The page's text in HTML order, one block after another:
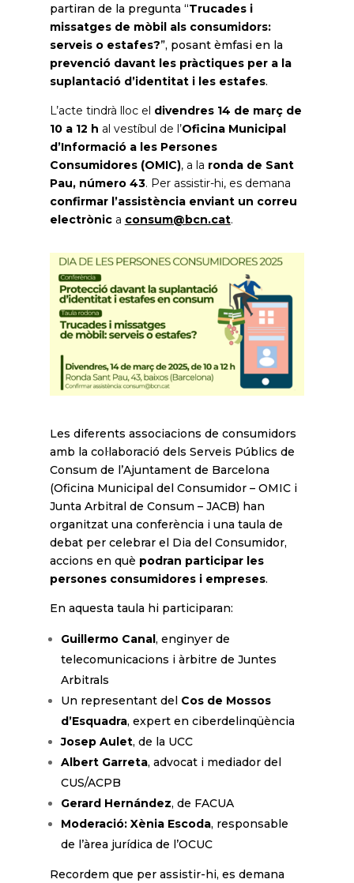
partiran de la pregunta “Trucades i
missatges de mòbil als consumidors:
serveis o estafes?”, posant èmfasi en la
prevenció davant les pràctiques per a la
suplantació d’identitat i les estafes.
L’acte tindrà lloc el divendres 14 de març de
10 a 12 h al vestíbul de l’Oficina Municipal
d’Informació a les Persones
Consumidores (OMIC), a la ronda de Sant
Pau, número 43. Per assistir-hi, es demana
confirmar l’assistència enviant un correu
electrònica consum@bcn.cat.
Les diferents associacions de consumidors
amb la col·laboració dels Serveis Públics de
Consum de l’Ajuntament de Barcelona
(Oficina Municipal del Consumidor – OMIC i
Junta Arbitral de Consum – JACB) han
organitzat una conferència i una taula de
debat per celebrar el Dia del Consumidor,
accions en què podran participar les
persones consumidores i empreses.
En aquesta taula hi participaran:
Guillermo Canal, enginyer de
telecomunicacions i àrbitre de Juntes
Arbitrals
Un representant del Cos de Mossos
d’Esquadra, expert en ciberdelinqüència
Josep Aulet, de la UCC
Albert Garreta, advocat i mediador del
CUS/ACPB
Gerard Hernández, de FACUA
Moderació: Xènia Escoda, responsable
de l’àrea jurídica de l’OCUC
Recordem que per assistir-hi, es demana